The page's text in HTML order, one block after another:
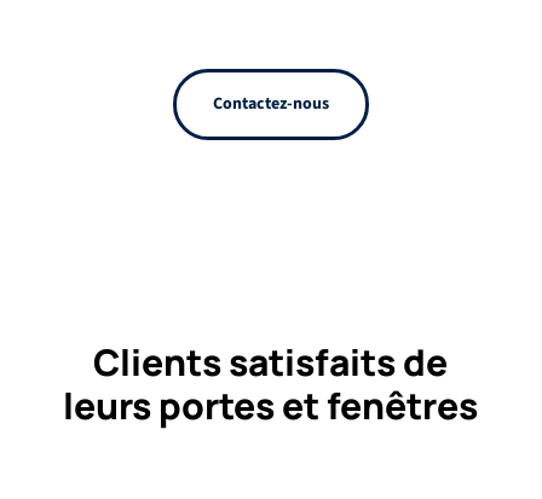
Contactez-nous
Clients satisfaits de
leurs portes et fenêtres